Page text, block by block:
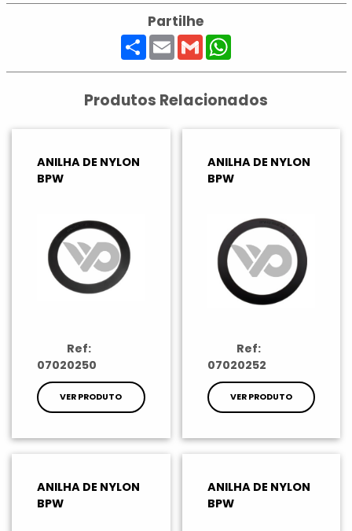
Partilhe
ShareEmailGmail
Produtos Relacionados
ANILHA DE NYLON
BPW
Ref:
07020250
VER PRODUTO
ANILHA DE NYLON
BPW
Ref:
07020252
VER PRODUTO
ANILHA DE NYLON
BPW
ANILHA DE NYLON
BPW